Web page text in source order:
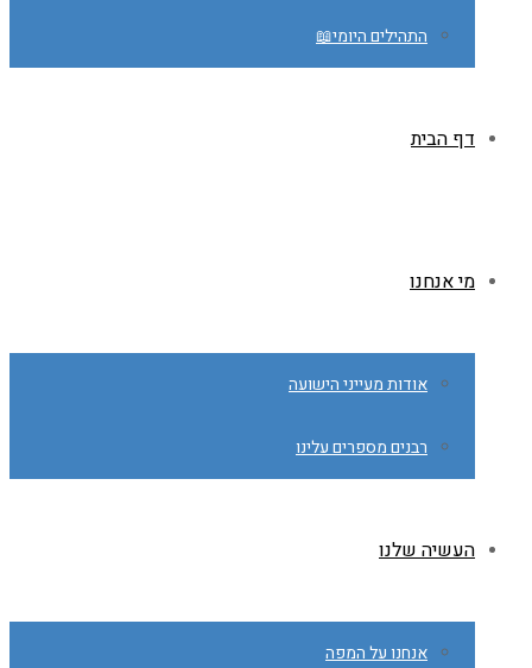
התהילים היומי📖
דף הבית
מי אנחנו
אודות מעייני הישועה
רבנים מספרים עלינו
העשיה שלנו
אנחנו על המפה